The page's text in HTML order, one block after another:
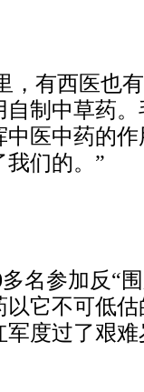
有西医也
制中草药
医中药的
们的。”
名参加反“
它不可低
军度过了艰